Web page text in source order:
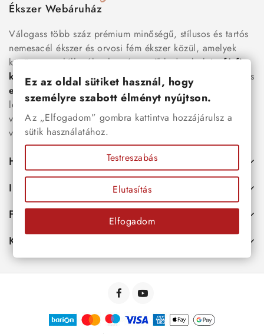
Ékszer Webáruház
Válogass több száz prémium minőségű, stílusos és tartós
nemesacél ékszer és orvosi fém ékszer közül, amelyek
között megtalálhatók a legnépszerűbb darabok is:férfi
karkötők
, női nyakláncok , karikagyűrűk
és
esküvői kiegészítőkegyaránt. Webáruházunkban a
legújabb trendeket követő, mégis időtálló ékszerek közül
választhatsz – legyen szó ajándékról, mindennapi
viseletről vagy különleges alkalmakról.
Hasznos
Információk
Fiókod
Kapcsolat
Ez az oldal sütiket használ, hogy
személyre szabott élményt nyújtson.
Az „Elfogadom” gombra kattintva hozzájárulsz a
sütik használatához.
Testreszabás
Elutasítás
Elfogadom